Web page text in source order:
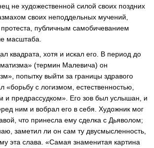
не художественной силой своих поздних
своих неподдельных мучений,
публичным самобичеванием
масштаба.
квадрата, хотя и искал его. В период до
(термин Малевича) он
попытку выйти за границы здравого
«борьбу с логизмом, естественностью,
предрассудком». Его зов был услышан, и
ним и вобрал его в себя. Художник мог
что принесла ему сделка с Дьяволом;
заметил ли он сам ту двусмысленность,
эта слава. «Самая знаменитая картина